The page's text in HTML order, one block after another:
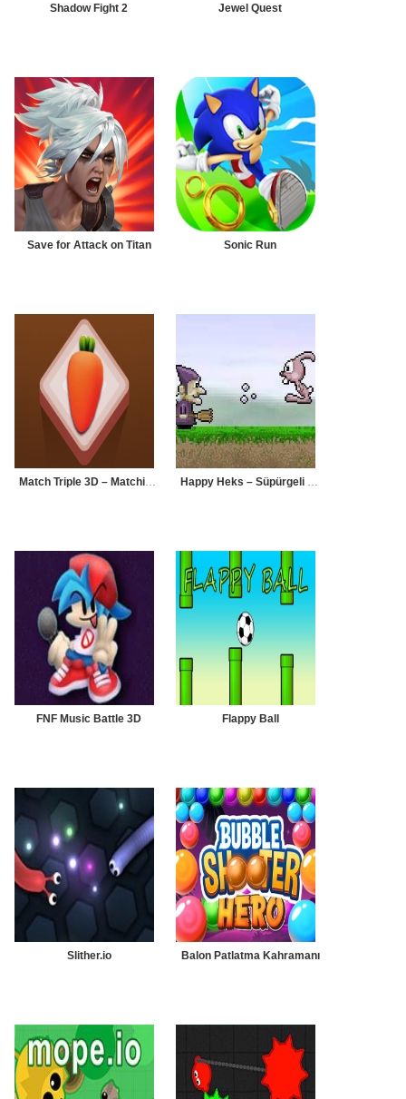
Shadow Fight 2 Jewel Quest
Save for Attack on Titan Sonic Run
Match Triple 3D – Matching Tile Happy Heks – Süpürgeli Cadı
FNF Music Battle 3D Flappy Ball
Slither.io Balon Patlatma Kahramanı